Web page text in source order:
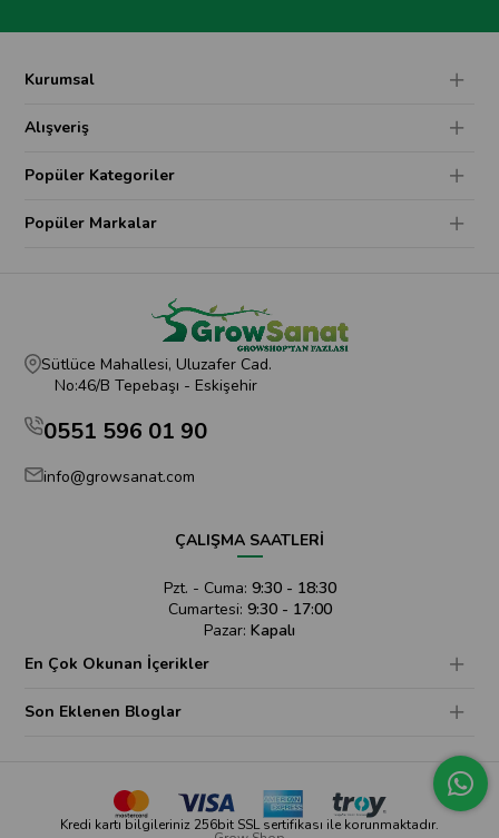
Kurumsal
Alışveriş
Popüler Kategoriler
Popüler Markalar
Sütlüce Mahallesi, Uluzafer Cad.
No:46/B Tepebaşı - Eskişehir
0551 596 01 90
info@growsanat.com
ÇALIŞMA SAATLERİ
Pzt. - Cuma: 9:30 - 18:30
Cumartesi: 9:30 - 17:00
Pazar: Kapalı
En Çok Okunan İçerikler
Son Eklenen Bloglar
Kredi kartı bilgileriniz 256bit SSL sertifikası ile korunmaktadır.